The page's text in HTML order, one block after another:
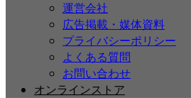
運営会社
広告掲載・媒体資料
プライバシーポリシー
よくある質問
お問い合わせ
オンラインストア